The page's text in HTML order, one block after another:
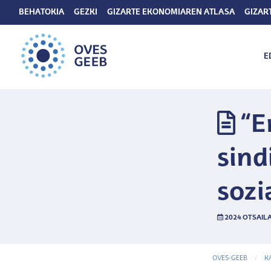
BEHATOKIA GEZKI GIZARTE EKONOMIAREN ATLASA
2024
OVES-GEEB